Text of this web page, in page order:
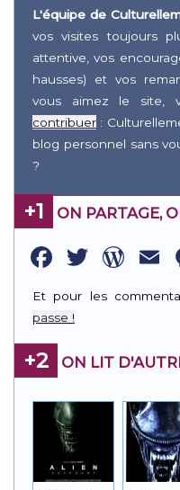
L'équipe de
vos visites toujours
attentive, vos
hausses) et vos
vous aimez le site,
contribuer :
blog personnel sans
?
+1 ON PARTAGE,
Et pour les
passe !
+2 ON LIT